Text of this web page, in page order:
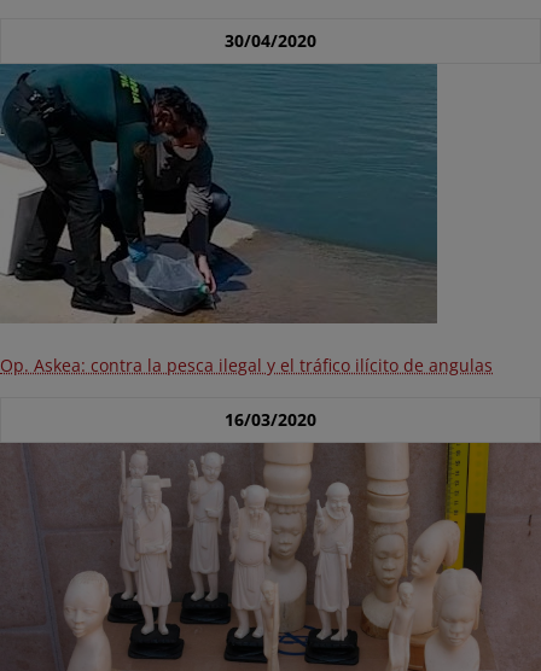
30/04/2020
Op. Askea: contra la pesca ilegal y el tráfico ilícito de angulas
16/03/2020